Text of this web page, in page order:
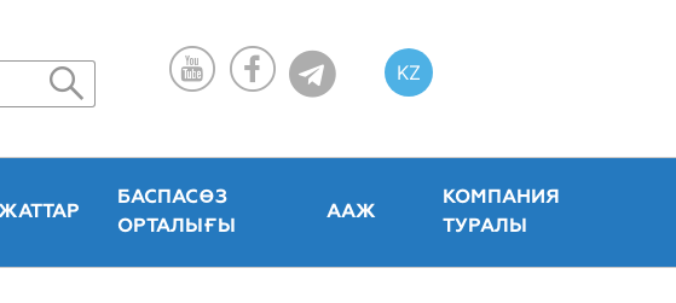
KZ
БАСПАСӨЗ
ОРТАЛЫҒЫ
ААЖ
КОМПАНИЯ
ТУРАЛЫ